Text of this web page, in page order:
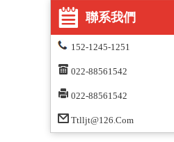
聯系我們
152-1245-1251
022-88561542
022-88561542
Ttlljt@126.com